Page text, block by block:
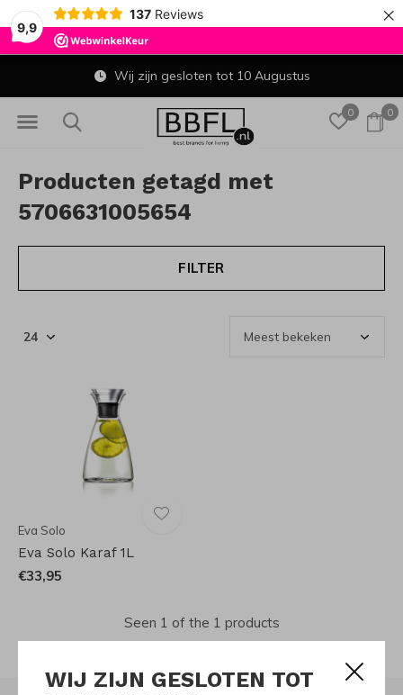
9,9
137 Reviews ×
WIJ ZIJN GESLOTEN TOT
0 0
Wij zijn gesloten tot 10 Augustus
Producten getagd met
5706631005654
FILTER
Eva Solo
Eva Solo Karaf 1L
€33,95
Seen 1 of the 1 products